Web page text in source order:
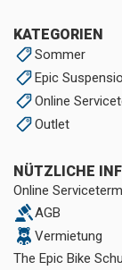
KATEGORIEN
Sommer
Epic
Online
Outlet
NÜTZLICHE
Online
AGB
Vermietung
The Epic Bike